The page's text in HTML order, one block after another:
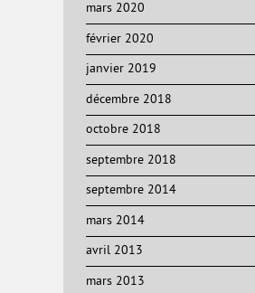
mars 2020
février 2020
janvier 2019
décembre 2018
octobre 2018
septembre 2018
septembre 2014
mars 2014
avril 2013
mars 2013